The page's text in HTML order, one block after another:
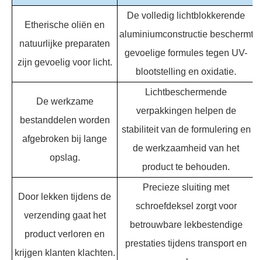
Etherische oliën en
natuurlijke preparaten
zijn gevoelig voor licht.
De volledig lichtblokkerende
aluminiumconstructie beschermt
gevoelige formules tegen UV-
blootstelling en oxidatie.
De werkzame
bestanddelen worden
afgebroken bij lange
opslag.
Lichtbeschermende
verpakkingen helpen de
stabiliteit van de formulering en
de werkzaamheid van het
product te behouden.
Door lekken tijdens de
verzending gaat het
product verloren en
krijgen klanten klachten.
Precieze sluiting met
schroefdeksel zorgt voor
betrouwbare lekbestendige
prestaties tijdens transport en